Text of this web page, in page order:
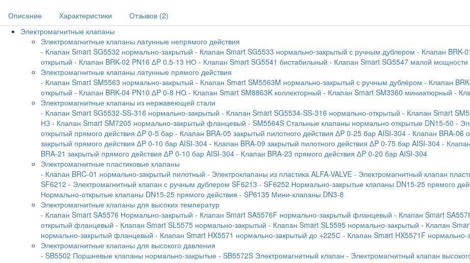
Описание Характеристики
Отзывов (2)
Электромагнитные клапаны
Электромагнитные клапаны латунные непрямого действия
- Клапан Smart SG5532 нормально-закрытый - Клапан Smart SG5533 нормально-закрытый с ручным дублером - Клапан BRK-
открытый - Клапан BRK-02 PN16 ∆P 0.5-13 НО - Клапан Smart SG5541 бистабильный - Клапан Smart SG5547 малой мощности
Электромагнитные клапаны латунные прямого действия
- Клапан Smart SM5563 нормально-закрытый - Клапан Smart SM5563M нормально-закрытый с ручным дублёром - Клапан
открытый - Клапан BRK-04 PN10 ∆P 0-8 НО - Клапан Smart SM8863K коллекторный - Клапан Smart SM3360 миниатюрный -
Электромагнитные клапаны из нержавеющей стали
- Клапан Smart SG5532-SS-316 нормально-закрытый - Клапан Smart SG5534-SS-316 нормально-открытый - Клапан Smart
НЗ - Клапан Smart SM7205 нормально-закрытый фланцевый - SM5564S Стальные клапаны нормально открытые DN15-50 -
открытый прямого действия ∆P 0-5 бар - Клапан BRA-05 закрытый пилотного действия ∆P 0-25 бар AISI-304 - Клапан BRA-06
закрытый прямого действия ∆P 0-10 бар AISI-304 - Клапан BRA-09 закрытый пилотного действия ∆P 0-75 бар AISI-304 -
BRA-21 закрытый прямого действия ∆P 0-10 бар AISI-304 - Клапан BRA-23 прямого действия ∆P 0-20 бар AISI-304
Электромагнитные пластиковые клапаны
- Клапан BRC-01 нормально-закрытый пилотный - Электроклапаны из пластика ALFA-VALVE - Электромагнитный клапан
SF6212 - Электромагнитный клапан с ручным дублером SF6213 - SF6252 Нормально-закрытые клапаны DN15-25 прямого
Нормально-открытые клапаны DN15-25 прямого действия - SP6135 Мини-клапаны DN3-8
Электромагнитные клапаны для высоких температур
- Клапан Smart SA5576 Нормально-закрытый - Клапан Smart SA5576F нормально-закрытый фланцевый - Клапан Smart
открытый фланцевый - Клапан Smart SL5575 нормально-закрытый - Клапан Smart SL5595 нормально-закрытый - Клапан
нормально-закрытый фланцевый - Клапан Smart HX5571 нормально-закрытый до +225С - Клапан Smart HX5571F
Электромагнитные клапаны для высокого давления
- SB5502 Поршневые клапаны нормально-закрытые - SB5572S Электромагнитный клапан - Электромагнитный клапан